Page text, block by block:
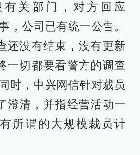
有关部门，对方回应
，公司已有统一公告。
还没有结束，没有更新
一切都要看警方的调查
时，中兴网信针对裁员
澄清，并指经营活动一
所谓的大规模裁员计